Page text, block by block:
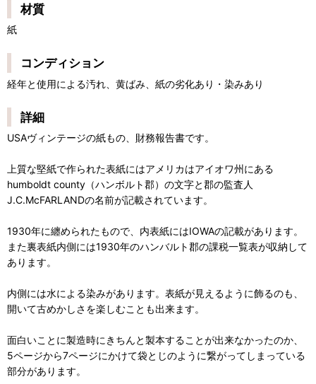
材質
紙
コンディション
経年と使用による汚れ、黄ばみ、紙の劣化あり・染みあり
詳細
USAヴィンテージの紙もの、財務報告書です。
上質な堅紙で作られた表紙にはアメリカはアイオワ州にある
humboldt county（ハンボルト郡）の文字と郡の監査人
J.C.McFARLANDの名前が記載されています。
1930年に纏められたもので、内表紙にはIOWAの記載があります。
また裏表紙内側には1930年のハンバルト郡の課税一覧表が収納して
あります。
内側には水による染みがあります。表紙が見えるように飾るのも、
開いて古めかしさを楽しむことも出来ます。
面白いことに製造時にきちんと製本することが出来なかったのか、
5ページから7ページにかけて袋とじのように繋がってしまっている
部分があります。